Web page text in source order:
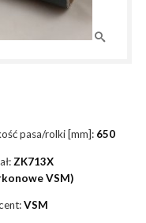
pasa/rolki [mm]: 650
ZK713X
VSM)
VSM